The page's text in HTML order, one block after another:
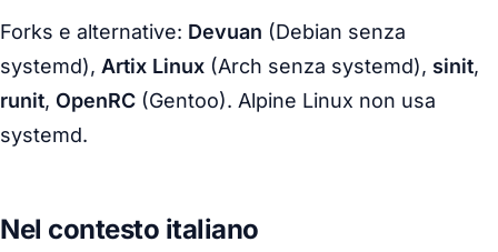
Forks e alternative: Devuan (Debian senza
systemd), Artix Linux (Arch senza systemd), sinit,
runit, OpenRC (Gentoo). Alpine Linux non usa
systemd.
Nel contesto italiano